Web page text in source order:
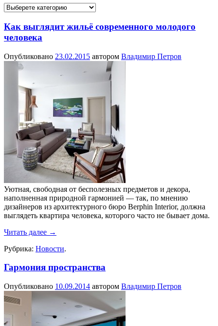
Как выглядит жильё современного молодого
человека
Опубликовано 23.02.2015 автором Владимир Петров
Уютная, свободная от бесполезных предметов и декора,
наполненная природной гармонией — так, по мнению
дизайнеров из архитектурного бюро Berphin Interior, должна
выглядеть квартира человека, которого часто не бывает дома.
Читать далее →
Рубрика: Новости.
Гармония пространства
Опубликовано 10.09.2014 автором Владимир Петров